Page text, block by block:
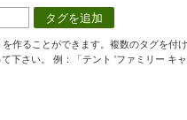
タグを追加
作ることができます。複数のタグを付
下さい。 例：「テント 'ファミリー キャ